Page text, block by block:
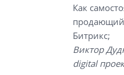
Как
продающий
Битрикс;
Виктор
digital